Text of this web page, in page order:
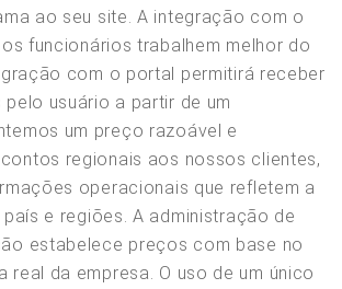
ao seu site. A integração com o
funcionários trabalhem melhor do
com o portal permitirá receber
usuário a partir de um
um preço razoável e
regionais aos nossos clientes,
operacionais que refletem a
e regiões. A administração de
estabelece preços com base no
real da empresa. O uso de um único